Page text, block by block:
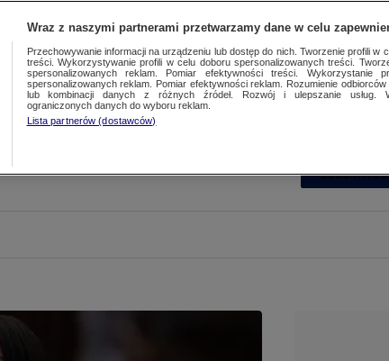
Wraz z naszymi partnerami przetwarzamy dane w celu
Przechowywanie informacji na urządzeniu lub dostęp do nich. Tworzenie profili w
treści. Wykorzystywanie profili w celu doboru spersonalizowanych treści.
spersonalizowanych reklam. Pomiar efektywności treści. Wykorzystanie
spersonalizowanych reklam. Pomiar efektywności reklam. Rozumienie
lub kombinacji danych z różnych źródeł. Rozwój i ulepszanie usług.
ograniczonych danych do wyboru reklam.
Lista partnerów (dostawców)